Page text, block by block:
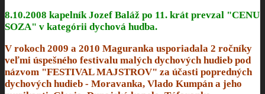
8.10.2008 kapelník Jozef Baláž po 11. krát prevzal "CENU
SOZA" v kategórii dychová hudba.
V rokoch 2009 a 2010 Maguranka usporiadala 2 ročníky
veľmi úspešného festivalu malých dychových hudieb pod
názvom "FESTIVAL MAJSTROV" za účasti popredných
dychových hudieb - Moravanka, Vlado Kumpán a jeho